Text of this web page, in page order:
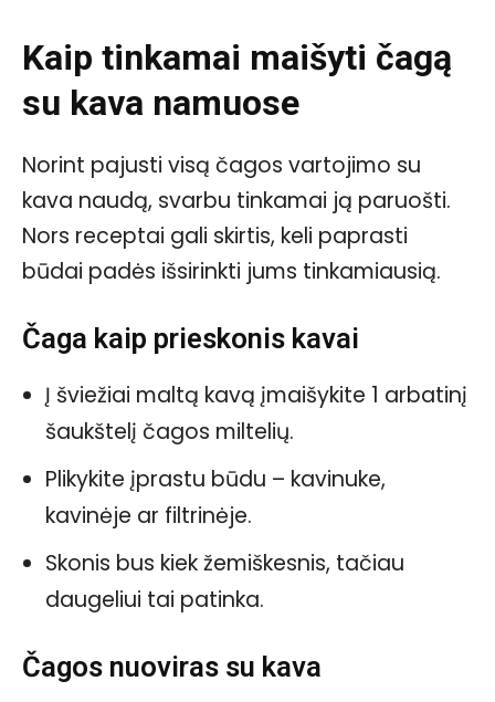
Kaip tinkamai maišyti čagą
su kava namuose
Norint pajusti visą čagos vartojimo su
kava naudą, svarbu tinkamai ją paruošti.
Nors receptai gali skirtis, keli paprasti
būdai padės išsirinkti jums tinkamiausią.
Čaga kaip prieskonis kavai
Į šviežiai maltą kavą įmaišykite 1 arbatinį
šaukštelį čagos miltelių.
Plikykite įprastu būdu – kavinuke,
kavinėje ar filtrinėje.
Skonis bus kiek žemiškesnis, tačiau
daugeliui tai patinka.
Čagos nuoviras su kava